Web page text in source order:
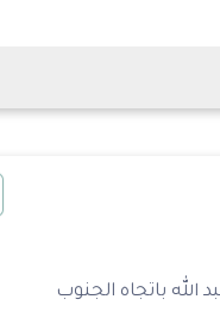
باتجاه الجنوب